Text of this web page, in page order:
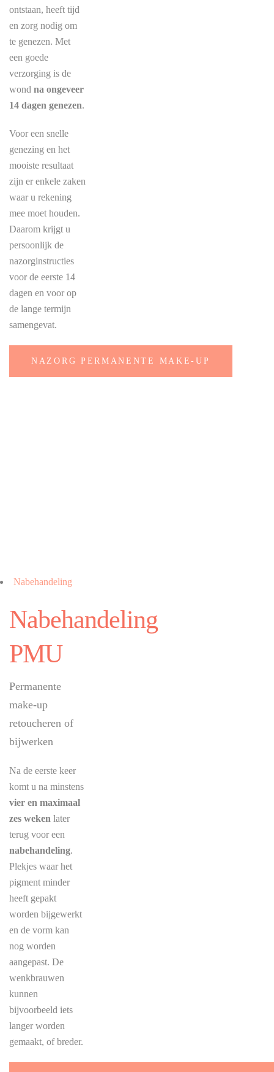
ontstaan, heeft tijd
en zorg nodig om
te genezen. Met
een goede
verzorging is de
wond na ongeveer
14 dagen genezen.
Voor een snelle
genezing en het
mooiste resultaat
zijn er enkele zaken
waar u rekening
mee moet houden.
Daarom krijgt u
persoonlijk de
nazorginstructies
voor de eerste 14
dagen en voor op
de lange termijn
samengevat.
NAZORG PERMANENTE MAKE-UP
Nabehandeling
Nabehandeling
PMU
Permanente
make-up
retoucheren of
bijwerken
Na de eerste keer
komt u na minstens
vier en maximaal
zes weken later
terug voor een
nabehandeling.
Plekjes waar het
pigment minder
heeft gepakt
worden bijgewerkt
en de vorm kan
nog worden
aangepast. De
wenkbrauwen
kunnen
bijvoorbeeld iets
langer worden
gemaakt, of breder.